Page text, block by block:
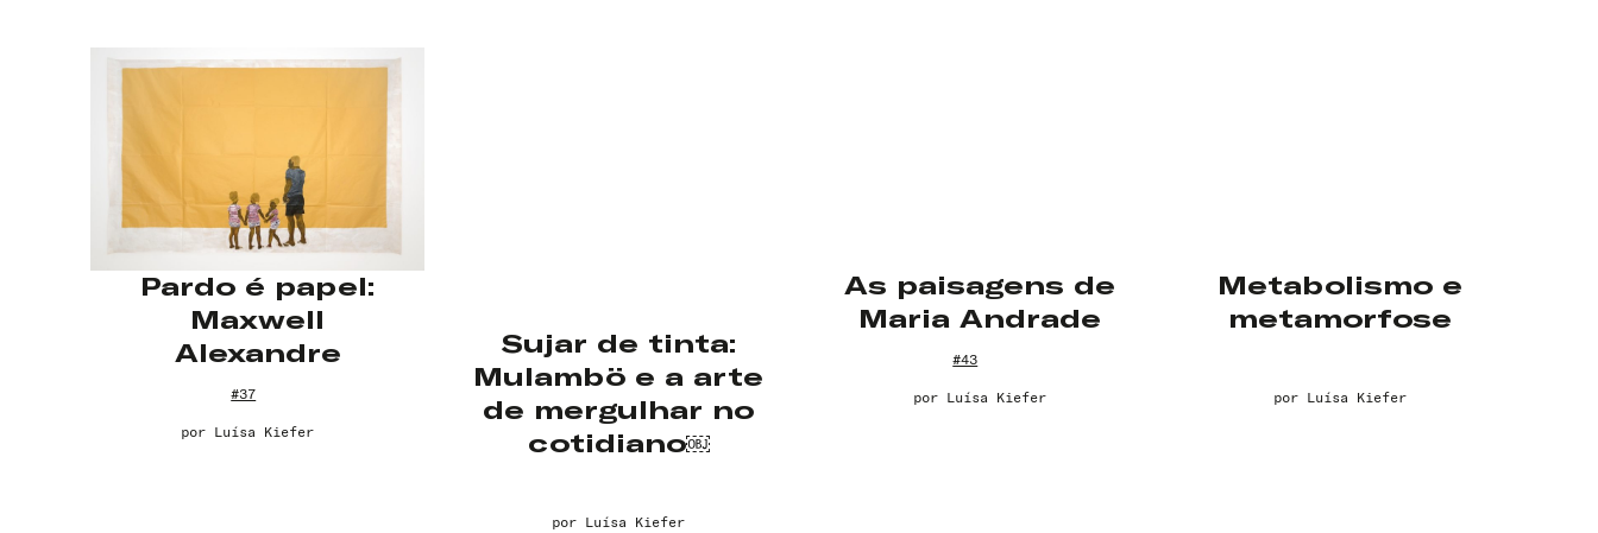
Pardo é papel:
Maxwell
Alexandre
#37
por Luísa Kiefer
Sujar de tinta:
Mulambö e a arte
de mergulhar no
cotidiano￼
por Luísa Kiefer
As paisagens de
Maria Andrade
#43
por Luísa Kiefer
Metabolismo e
metamorfose
por Luísa Kiefer
Nome de usuário ou endereço de e-
Senha